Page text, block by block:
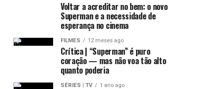
Voltar a acreditar no bem: o novo
Superman e a necessidade de
esperança no cinema
FILMES 12 meses ago
Crítica | “Superman” é puro
coração — mas não voa tão alto
quanto poderia
SÉRIES | TV 1 ano ago